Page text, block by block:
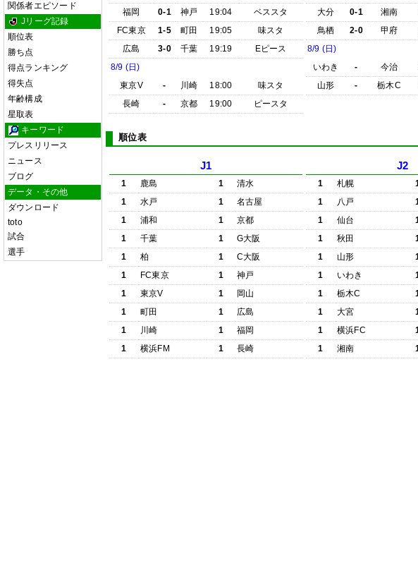
関係者エピソード
Jリーグ記録
順位表
勝ち点
得点ランキング
得失点
年齢構成
星取表
キーワード
プレスリリース
ニュース
ブログ
データ・その他
ダウンロード
toto
試合
選手
福岡
0-1 神戸 19:04
ベススタ
FC東京
1-5 町田 19:05
味スタ
広島
3-0 千葉 19:19
Eピース
8/9 (日)
東京V
- 川崎 18:00
味スタ
長崎
- 京都 19:00 ピースタ
大分
0-1 湘南
鳥栖
2-0 甲府
8/9 (日)
いわき
- 今治
山形
- 栃木C
順位表
J1
1 鹿島 1
清水
1
水戸 1
名古屋
1
浦和 1
京都
1
千葉 1
G大阪
1
柏 1
C大阪
1
FC東京 1
神戸
1
東京V 1
岡山
1
町田 1
広島
1
川崎 1
福岡
1
横浜FM 1 長崎
J2
1 札幌
1
八戸
1
仙台
1
秋田
1
山形
1
いわき
1
栃木C
1
大宮
1
横浜FC
1
湘南